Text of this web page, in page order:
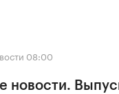
08:00
новости.